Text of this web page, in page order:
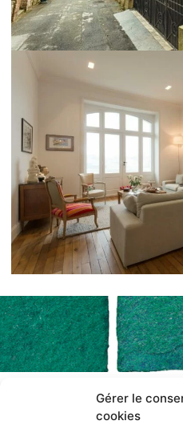
Gérer le
cookies
SAS